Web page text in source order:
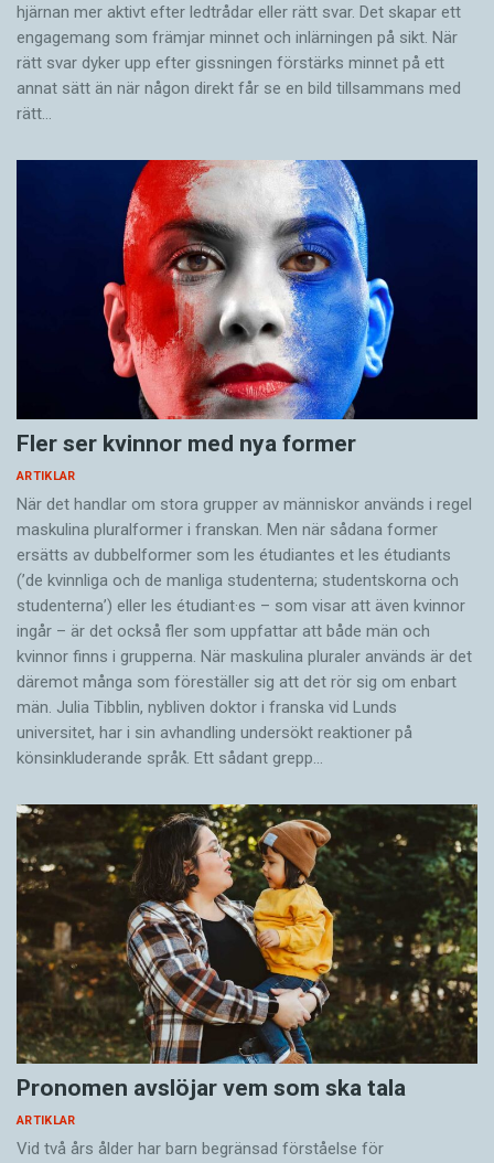
hjärnan mer aktivt ­efter ledtrådar eller rätt svar. Det skapar ett
engagemang som främjar minnet och inlärningen på sikt. När
rätt svar dyker upp efter gissningen förstärks minnet på ett
annat sätt än när någon direkt får se en bild tillsammans med
rätt…
Fler ser kvinnor med nya former
ARTIKLAR
När det handlar om stora grupper av människor används i regel
maskulina pluralformer i franskan. Men när sådana ­former
ersätts av dubbel­former som les étudiantes et les étudiants
(’de kvinnliga och de manliga studenterna; studentskorna och
studenterna’) eller les étudiant·es – som visar att även kvinnor
ingår – är det också fler som uppfattar att både män och
kvinnor finns i grupperna. När maskulina pluraler används är det
där­emot många som föreställer sig att det rör sig om enbart
män. Julia Tibblin, nybliven doktor i franska vid Lunds
universitet, har i sin avhandling undersökt reaktioner på
könsinkluderande språk. Ett sådant grepp…
Pronomen avslöjar vem som ska tala
ARTIKLAR
Vid två års ålder har barn begränsad förståelse för